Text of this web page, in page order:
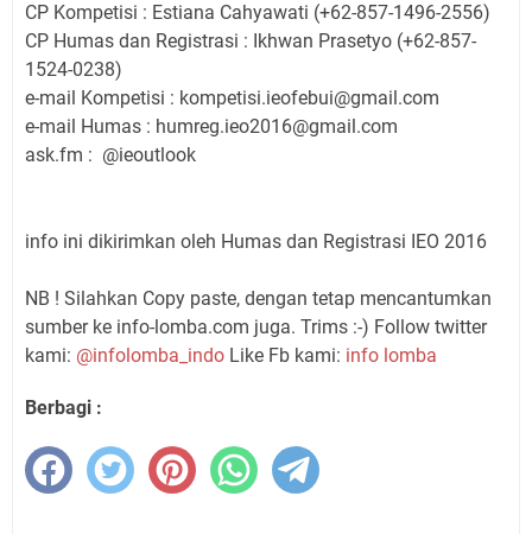
CP Kompetisi : Estiana Cahyawati (+62-857-1496-2556)
CP Humas dan Registrasi : Ikhwan Prasetyo (+62-857-
1524-0238)
e-mail Kompetisi : kompetisi.ieofebui@gmail.com
e-mail Humas : humreg.ieo2016@gmail.com
ask.fm : @ieoutlook
info ini dikirimkan oleh Humas dan Registrasi IEO 2016
NB ! Silahkan Copy paste, dengan tetap mencantumkan
sumber ke info-lomba.com juga. Trims :-) Follow twitter
kami: @infolomba_indo Like Fb kami: info lomba
Berbagi :